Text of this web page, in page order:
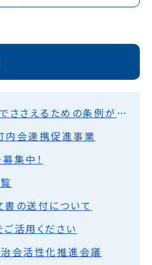
町内会を、みんなでささえるための条例ができました
会連携促進事業
集中！
の送付について
活用ください
会活性化推進会議